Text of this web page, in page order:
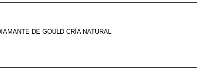
DE GOULD CRÍA NATURAL